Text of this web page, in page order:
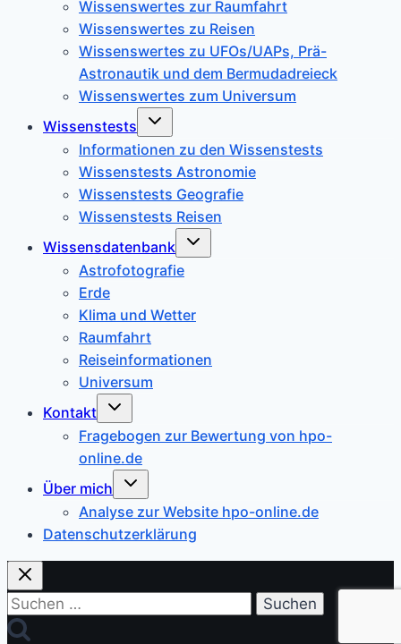
Wissenswertes zur Raumfahrt
Wissenswertes zu Reisen
Wissenswertes zu UFOs/UAPs, Prä-
Astronautik und dem Bermudadreieck
Wissenswertes zum Universum
Wissenstests
Untermenü
Informationen zu den Wissenstests
Wissenstests Astronomie
Wissenstests Geografie
Wissenstests Reisen
Wissensdatenbank
Untermenü
Astrofotografie
Erde
Klima und Wetter
Raumfahrt
Reiseinformationen
Universum
Kontakt
Untermenü
Fragebogen zur Bewertung von hpo-
online.de
Über mich
Untermenü
Analyse zur Website hpo-online.de
Datenschutzerklärung
Suchen
nach: